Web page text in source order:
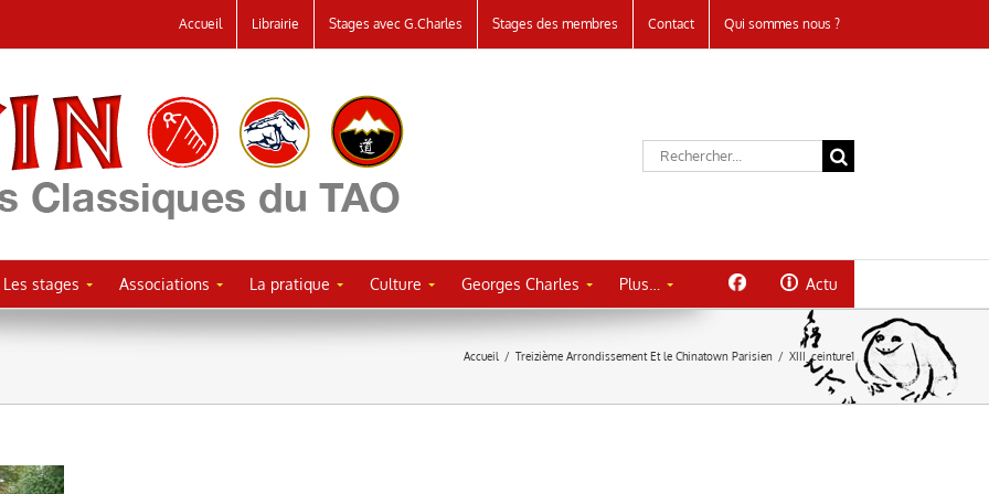
Accueil Librairie Stages avec G.Charles Stages des membres Contact Qui sommes nous ?
Rechercher:
Les stages Associations La pratique Culture Georges Charles Plus… Actu
Accueil / Treizième Arrondissement Et le Chinatown Parisien / XIII_ceinture1